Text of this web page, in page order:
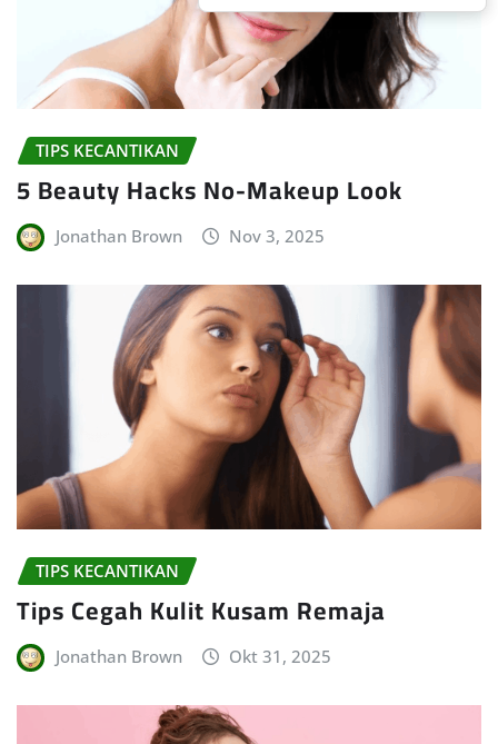
TIPS KECANTIKAN
5 Beauty Hacks No-Makeup Look
Jonathan Brown Nov 3, 2025
TIPS KECANTIKAN
Tips Cegah Kulit Kusam Remaja
Jonathan Brown Okt 31, 2025